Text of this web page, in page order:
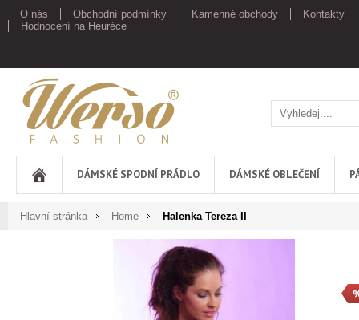
O nás Obchodní podmínky Kamenné obchody
Kontakty
Hodnocení na Heuréce
Werso
DÁMSKÉ SPODNÍ PRÁDLO DÁMSKÉ OBLEČENÍ
Hlavní stránka Home Halenka Tereza II